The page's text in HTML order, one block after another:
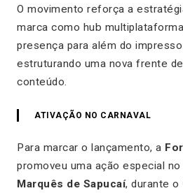
O movimento reforça a
marca como hub
presença para além do
estruturando uma nova frente
conteúdo.
ATIVAÇÃO NO CARNAVAL
Para marcar o lançamento, a
promoveu uma ação especial no
Marquês de Sapucaí, durante o